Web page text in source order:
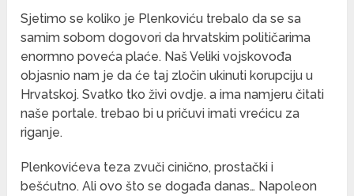
Sjetimo se koliko je Plenkoviću trebalo da se sa
samim sobom dogovori da hrvatskim političarima
enormno poveća plaće. Naš Veliki vojskovođa
objasnio nam je da će taj zločin ukinuti korupciju u
Hrvatskoj. Svatko tko živi ovdje. a ima namjeru čitati
naše portale. trebao bi u pričuvi imati vrećicu za
riganje.
Plenkovićeva teza zvuči cinično, prostački i
bešćutno. Ali ovo što se događa danas… Napoleon